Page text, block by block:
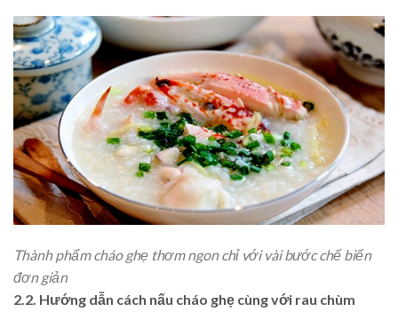
Thành phẩm cháo ghẹ thơm ngon chỉ với vài bước chế biến
đơn giản
2.2. Hướng dẫn cách nấu cháo ghẹ cùng với rau chùm